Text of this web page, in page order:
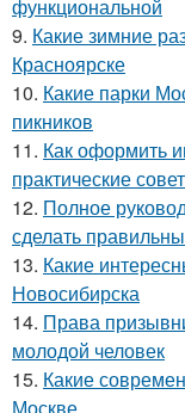
функциональной
9. Какие зимние
Красноярске
10. Какие парки
пикников
11. Как оформить
практические
12. Полное
сделать
13. Какие
Новосибирска
14. Права
молодой человек
15. Какие